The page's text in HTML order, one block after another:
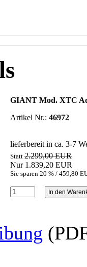
GIANT Mod. XTC
Artikel Nr.: 46972
lieferbereit in ca. 3-7
Statt 2.299,00 EUR
Nur 1.839,20 EUR
Sie sparen 20 % / 459,80